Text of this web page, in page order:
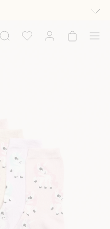
alennuksiin tai tarjouksiin.